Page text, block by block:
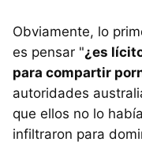
Obviamente, lo
es pensar "¿es
para compartir
autoridades
que ellos no lo
infiltraron para